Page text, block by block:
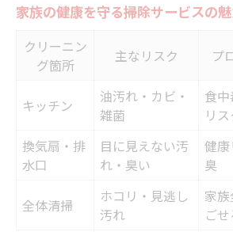
効果的なハウスクリーニン
キッチンの清掃で得られる
快適空間を保つための実践
家族の健康を守る掃除サービスの
クリーニン
グ箇所
主なリスク プ
キッチン
油汚れ・カビ・
雑菌
食
リ
換気扇・排
水口
目に見えない汚
れ・臭い
健
臭
全体清掃
ホコリ・見逃し
汚れ
家
ごせ